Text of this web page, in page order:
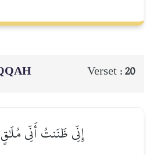
Verset : 20
إِنِّي ظَنَنتُ أَنِّي